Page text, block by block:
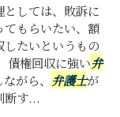
しては、敗訴に
もらいたい、額
たいというもの
債権回収に強い弁
がら、 弁護士が
断す...